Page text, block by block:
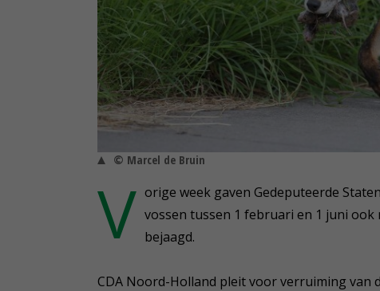
© Marcel de Bruin
V orige week gaven Gedeputeerde
vossen tussen 1 februari en 1 juni
bejaagd.
CDA Noord-Holland pleit voor verruiming van